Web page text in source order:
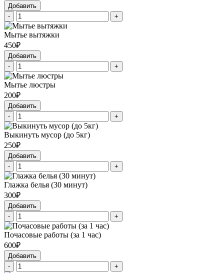
Добавить
-
+
Мытье вытяжки
450₽
Добавить
-
+
Мытье люстры
200₽
Добавить
-
+
Выкинуть мусор (до 5кг)
250₽
Добавить
-
+
Глажка белья (30 минут)
300₽
Добавить
-
+
Почасовые работы (за 1 час)
600₽
Добавить
-
+